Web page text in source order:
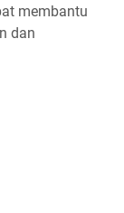
membantu
dan